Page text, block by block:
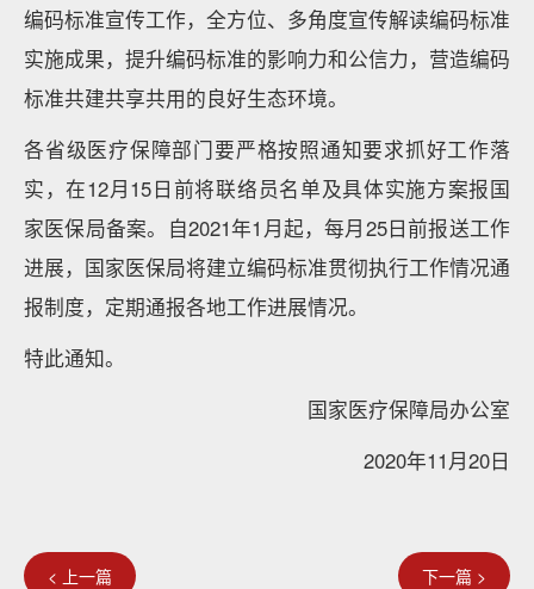
编码标准宣传工作，全方位、多角度宣传解读编码标准
实施成果，提升编码标准的影响力和公信力，营造编码
标准共建共享共用的良好生态环境。
各省级医疗保障部门要严格按照通知要求抓好工作落
实，在12月15日前将联络员名单及具体实施方案报国
家医保局备案。自2021年1月起，每月25日前报送工作
进展，国家医保局将建立编码标准贯彻执行工作情况通
报制度，定期通报各地工作进展情况。
特此通知。
国家医疗保障局办公室
2020年11月20日
< 上一篇 下一篇 >